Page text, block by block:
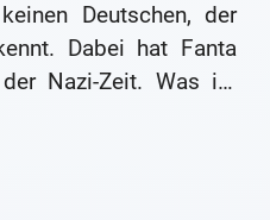
Deutschen, der
Dabei hat Fanta
Nazi-Zeit. Was ist